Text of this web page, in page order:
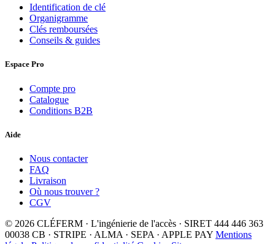
Identification de clé
Organigramme
Clés remboursées
Conseils & guides
Espace Pro
Compte pro
Catalogue
Conditions B2B
Aide
Nous contacter
FAQ
Livraison
Où nous trouver ?
CGV
© 2026 CLÉFERM · L'ingénierie de l'accès · SIRET 444 446 363
00038 CB · STRIPE · ALMA · SEPA · APPLE PAY Mentions